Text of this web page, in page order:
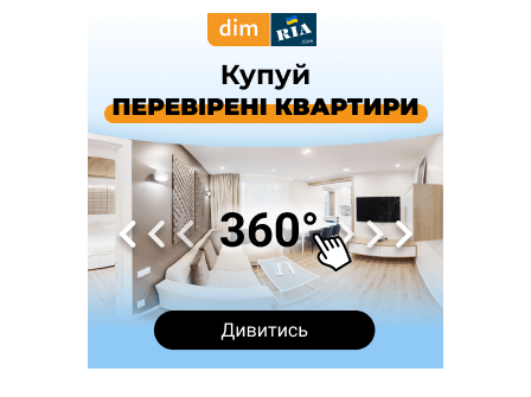
чоловіків 18–60 років
Водійка, яку на Сухомлинського побив інший керманич,
відмовилася від обвинувачення — справу закрили
У Франківську, Коломиї, Долині та Яремче 6 серпня
зафіксували рекордну спеку
Змушував надсилати інтимні фото: на Прикарпатті
затримали підозрюваного у розбещенні малолітньої
АМКУ розпочав справу проти Гвіздецької селищної ради
через різні ставки земельного податку
Синоптики попереджають про значний дощ на Прикарпатті
до кінця п'ятниці
Нафтогазову площу на межі Прикарпаття та Львівщини
повторно виставили на аукціон за 830 млн